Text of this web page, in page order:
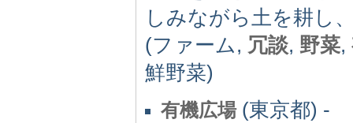
しみながら土を耕し
(ファーム, 冗談, 野菜,
鮮野菜)
有機広場(東京都) -